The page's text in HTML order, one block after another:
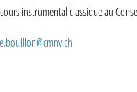
instrumental classique au